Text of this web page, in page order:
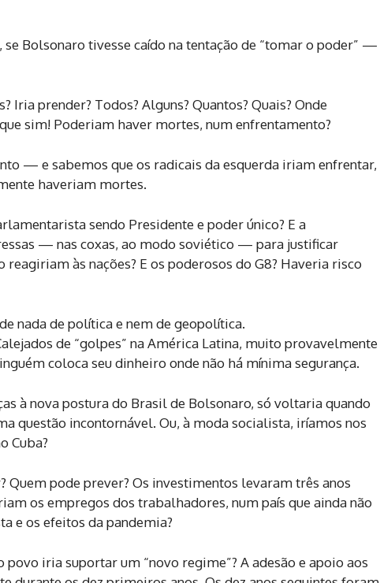
Bolsonaro tivesse caído na tentação de “tomar o poder” —
Iria prender? Todos? Alguns? Quantos? Quais? Onde
sim! Poderiam haver mortes, num enfrentamento?
— e sabemos que os radicais da esquerda iriam enfrentar,
haveriam mortes.
sendo Presidente e poder único? E a
— nas coxas, ao modo soviético — para justificar
às nações? E os poderosos do G8? Haveria risco
nada de política e nem de geopolítica.
de “golpes” na América Latina, muito provavelmente
coloca seu dinheiro onde não há mínima segurança.
à nova postura do Brasil de Bolsonaro, só voltaria quando
questão incontornável. Ou, à moda socialista, iríamos nos
Cuba?
Quem pode prever? Os investimentos levaram três anos
os empregos dos trabalhadores, num país que ainda não
e os efeitos da pandemia?
povo iria suportar um “novo regime”? A adesão e apoio aos